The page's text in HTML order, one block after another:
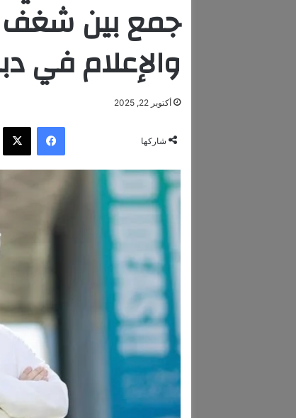
جمع بين شغف
والإعلام في
أكتوبر 22, 2025
شاركها
فيسبوك ‫X